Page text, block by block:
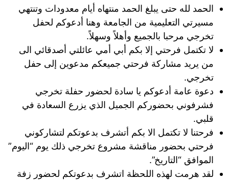
الحمد لله حتى يبلغ الحمد منتهاه أيام معدودات وتنتهي
مسيرتي التعليمية من الجامعة وهنا أدعوكم لحفل
تخرجي مرحبا بالجميع وأهلاً وسهلاً.
لا تكتمل فرحتي إلا بكم أبي أمي عائلتي أصدقائي الى
من يريد مشاركة فرحتي جميعكم مدعوين إلى حفل
تخرجي.
دعوة عامة أدعوكم يا سادة لحضور حفلة تخرجي
فشرفوني بحضوركم الجميل الذي يزرع السعادة في
قلبي.
فرحتنا لا تكتمل الا بكم أتشرف بدعوتكم لتشاركوني
فرحتي بحضور مناقشة مشروع تخرجي ذلك يوم “اليوم”
الموافق “التاريخ”.
لقد هرمت لهذه اللحظة اتشرف بدعوتكم لحضور زفة